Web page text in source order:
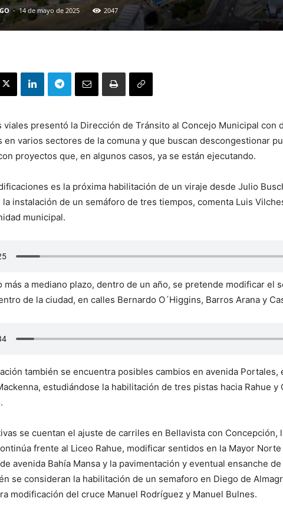
- 14 de mayo de 2025 2047
viales presentó la Dirección de Tránsito al Concejo Municipal con
en varios sectores de la comuna y que buscan descongestionar
proyectos que, en algunos casos, ya se están ejecutando.
es la próxima habilitación de un viraje desde Julio
la instalación de un semáforo de tres tiempos, comenta Luis
municipal.
más a mediano plazo, dentro de un año, se pretende modificar el
de la ciudad, en calles Bernardo O´Higgins, Barros Arana y
también se encuentra posibles cambios en avenida Portales,
estudiándose la habilitación de tres pistas hacia Rahue y
se cuentan el ajuste de carriles en Bellavista con Concepción,
frente al Liceo Rahue, modificar sentidos en la Mayor Norte
avenida Bahía Mansa y la pavimentación y eventual ensanche
se consideran la habilitación de un semaforo en Diego de
modificación del cruce Manuel Rodríguez y Manuel Bulnes.